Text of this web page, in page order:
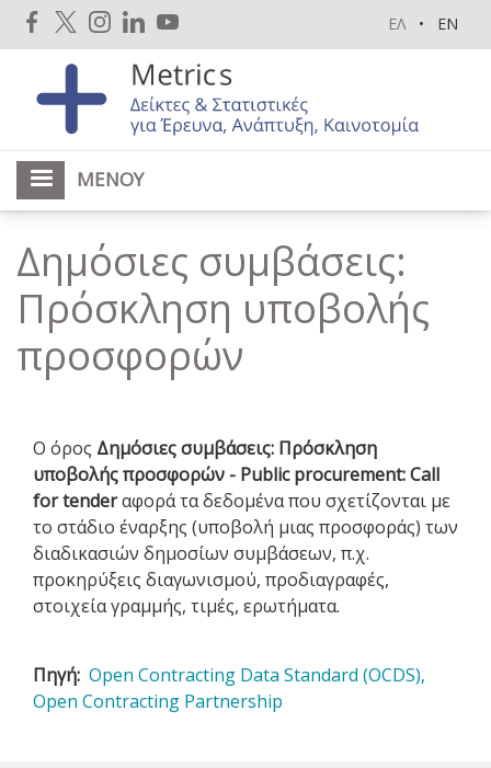
Παράκαμψη
προς
κυρίως
ΕΛ EN
ΜΕΝΟΎ
Δημόσιες συμβάσεις:
Πρόσκληση υποβολής
προσφορών
Ο όρος Δημόσιες συμβάσεις: Πρόσκληση
υποβολής προσφορών - Public procurement: Call
for tenderαφορά τα δεδομένα που σχετίζονται με
το στάδιο έναρξης (υποβολή μιας προσφοράς) των
διαδικασιών δημοσίων συμβάσεων, π.χ.
προκηρύξεις διαγωνισμού, προδιαγραφές,
στοιχεία γραμμής, τιμές, ερωτήματα.
Πηγή Open Contracting Data Standard (OCDS),
Open Contracting Partnership